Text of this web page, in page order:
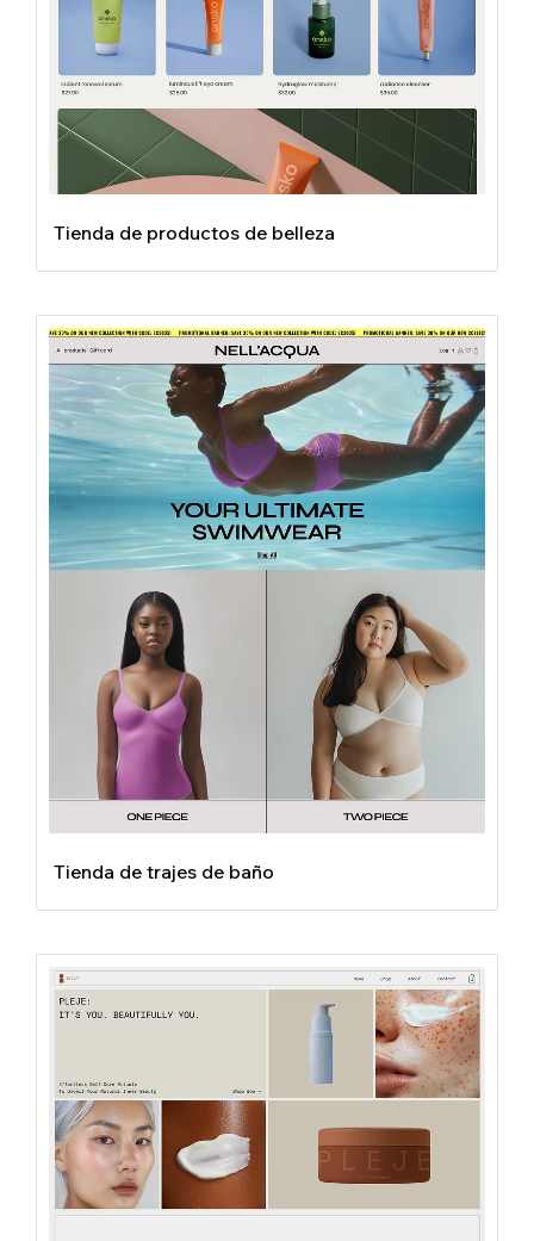
Tienda de productos de belleza
Tienda de trajes de baño